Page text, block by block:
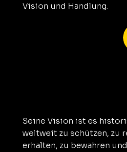
Vision und Handlung.
Seine Vision ist es
weltweit zu schützen, zu
erhalten, zu bewahren